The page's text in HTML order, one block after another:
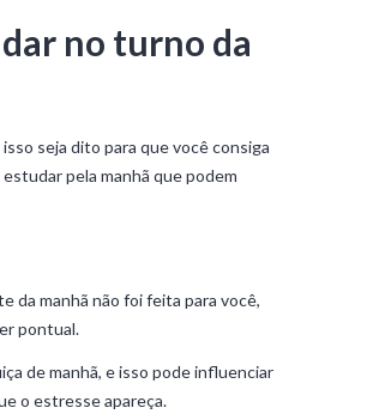
no turno da
seja dito para que você consiga
pela manhã que podem
da manhã não foi feita para você,
pontual.
de manhã, e isso pode influenciar
o estresse apareça.